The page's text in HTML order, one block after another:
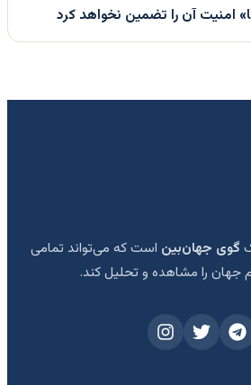
امنیت آن را تضمین نخواهد کرد
گوی جهان‌بین است که می‌تواند تمامی
جهان را مشاهده و تحلیل کند.